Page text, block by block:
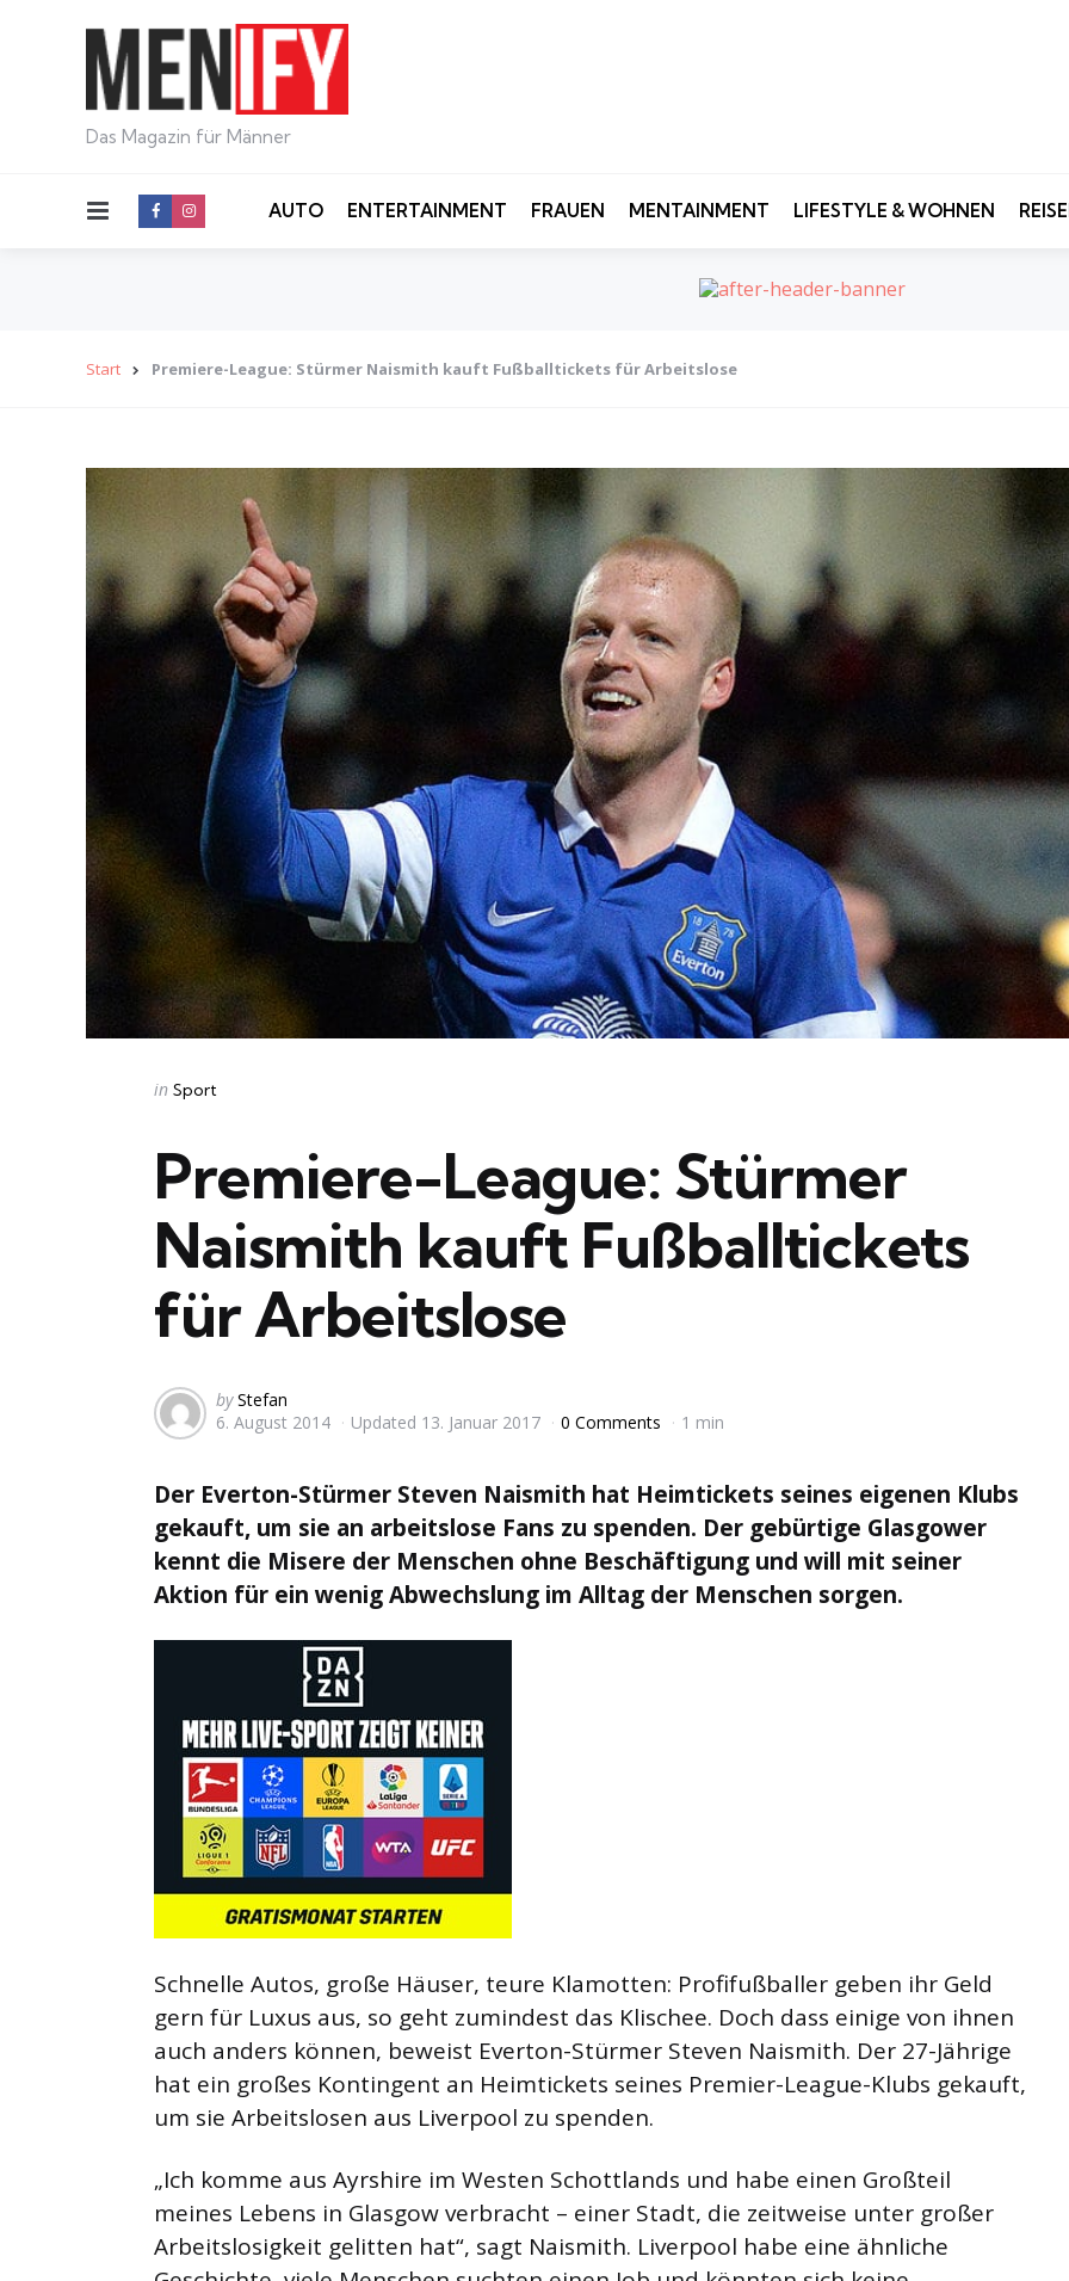
Das Magazin für Männer
Menu AUTO ENTERTAINMENT FRAUEN MENTAINMENT LIFESTYLE & WOHNEN
Start Premiere-League: Stürmer Naismith kauft Fußballtickets für Arbeitslose
Categories
Posted
in Sport
Premiere-League: Stürmer
Naismith kauft Fußballtickets
für Arbeitslose
Posted
by
by Stefan
6. August 2014
Updated 13. Januar 2017 0 Comments 1 min
Der Everton-Stürmer Steven Naismith hat Heimtickets seines eigenen Klubs
gekauft, um sie an arbeitslose Fans zu spenden. Der gebürtige Glasgower
kennt die Misere der Menschen ohne Beschäftigung und will mit seiner
Aktion für ein wenig Abwechslung im Alltag der Menschen sorgen.
Schnelle Autos, große Häuser, teure Klamotten: Profifußballer geben ihr Geld
gern für Luxus aus, so geht zumindest das Klischee. Doch dass einige von ihnen
auch anders können, beweist Everton-Stürmer Steven Naismith. Der 27-Jährige
hat ein großes Kontingent an Heimtickets seines Premier-League-Klubs gekauft,
um sie Arbeitslosen aus Liverpool zu spenden.
„Ich komme aus Ayrshire im Westen Schottlands und habe einen Großteil
meines Lebens in Glasgow verbracht – einer Stadt, die zeitweise unter großer
Arbeitslosigkeit gelitten hat“, sagt Naismith. Liverpool habe eine ähnliche